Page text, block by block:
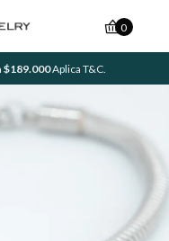
$189.000Aplica T&C.
0